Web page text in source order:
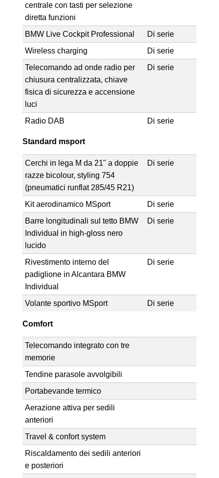
centrale con tasti per selezione
diretta funzioni
BMW Live Cockpit Professional
Di serie
Wireless charging
Di serie
Telecomando ad onde radio per
chiusura centralizzata, chiave
fisica di sicurezza e accensione
luci
Di serie
Radio DAB Di serie
Standard msport
Cerchi in lega M da 21" a doppie
razze bicolour, styling 754
(pneumatici runflat 285/45 R21)
Di serie
Kit aerodinamico MSport
Di serie
Barre longitudinali sul tetto BMW
Individual in high-gloss nero
lucido
Di serie
Rivestimento interno del
padiglione in Alcantara BMW
Individual
Di serie
Volante sportivo MSport Di serie
Comfort
Telecomando integrato con tre
memorie
Tendine parasole avvolgibili
Portabevande termico
Aerazione attiva per sedili
anteriori
Travel & confort system
Riscaldamento dei sedili anteriori
e posteriori